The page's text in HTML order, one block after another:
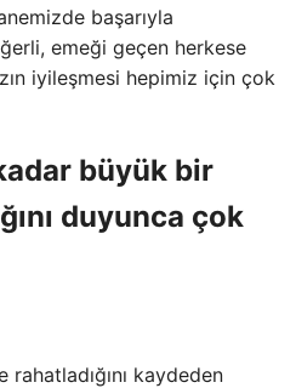
başarıyla
emeği geçen herkese
iyileşmesi hepimiz için çok
büyük bir
duyunca çok
rahatladığını kaydeden